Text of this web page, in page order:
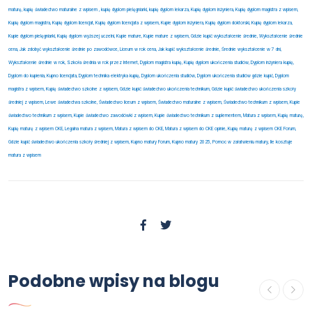
maturę, kupię świadectwo maturalne z wpisem , kupię dyplom pielęgniarki, kupię dyplom lekarza, Kupię dyplom inżyniera, Kupię dyplom magistra z wpisem,
Kupię dyplom magistra, Kupię dyplom licencjat, Kupię dyplom licencjata z wpisem, Kupie dyplom inżyniera, Kupię dyplom doktorski, Kupię dyplom lekarza,
Kupie dyplom pielęgniarki, Kupię dyplom wyższej uczelni, Kupie mature, Kupie mature z wpisem, Gdzie kupić wykształcenie średnie, Wykształcenie średnie
cena, Jak zdobyć wykształcenie średnie po zawodówce, Liceum w rok cena, Jak kupić wykształcenie średnie, Średnie wykształcenie w 7 dni,
Wykształcenie średnie w rok, Szkoła średnia w rok przez Internet, Dyplom magistra kupię, Kupię dyplom ukończenia studiów, Dyplom inżyniera kupię,
Dyplom do kupienia, Kupno licencjata, Dyplom technika elektryka kupię, Dyplom ukończenia studiów, Dyplom ukończenia studiów gdzie kupić, Dyplom
magistra z wpisem, Kupię świadectwo szkolne z wpisem, Gdzie kupić świadectwo ukończenia technikum, Gdzie kupić świadectwo ukończenia szkoły
średniej z wpisem, Lewe świadectwa szkolne, Świadectwo liceum z wpisem, Świadectwo maturalne z wpisem, Świadectwo technikum z wpisem, Kupie
świadectwo technikum z wpisem, Kupie świadectwo zawodówki z wpisem, Kupie świadectwo technikum z suplementem, Matura z wpisem, Kupię maturę,
Kupię maturę z wpisem CKE, Legalna matura z wpisem, Matura z wpisem do CKE, Matura z wpisem do CKE opinie, Kupię maturę z wpisem CKE Forum,
Gdzie kupić świadectwo ukończenia szkoły średniej z wpisem, Kupno matury Forum, Kupno matury 2025, Pomoc w załatwieniu matury, Ile kosztuje
matura z wpisem
Podobne wpisy na blogu
Lewe świadectwo ukończenia
liceum